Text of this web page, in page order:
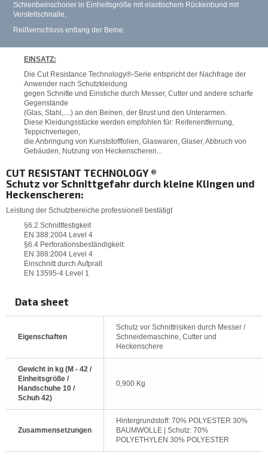
Schienbeinschoner in Einheitsgröße mit elastischem Rückenbund mit
Verstellschnalle,
Reißverschluss entlang der Beine.
EINSATZ:
Die Cut Resistance Technology®-Serie entspricht der Nachfrage der
Anwender nach Schutzkleidung
gegen Schnitte und Einstiche durch Messer, Cutter und andere scharfe
Gegenstände
(Glas, Stahl,....) an den Beinen, der Brust und den Unterarmen.
Diese Kleidungsstücke werden empfohlen für: Reifenentfernung,
Teppichverlegen,
die Anbringung von Kunststofffolien, Glaswaren, Glaser, Abbruch von
Gebäuden, Nutzung von Heckenscheren...
CUT RESISTANT TECHNOLOGY ®
Schutz vor Schnittgefahr durch kleine Klingen und
Heckenscheren:
Leistung der Schutzbereiche professionell bestätigt
§6.2 Schnittfestigkeit
EN 388:2004 Level 4
§6.4 Perforationsbeständigkeit:
EN 388:2004 Level 4
Einschnitt durch Aufprall
EN 13595-4 Level 1
Data sheet
Eigenschaften
Schutz vor Schnittrisiken durch Messer /
Schneidemaschine, Cutter und
Heckenschere
Gewicht in kg (M - 42 /
Einheitsgröße /
Handschuhe 10 /
Schuh 42)
0,900 Kg
Zusammensetzungen
Hintergrundstoff: 70% POLYESTER 30%
BAUMWOLLE | Schutz: 70%
POLYETHYLEN 30% POLYESTER